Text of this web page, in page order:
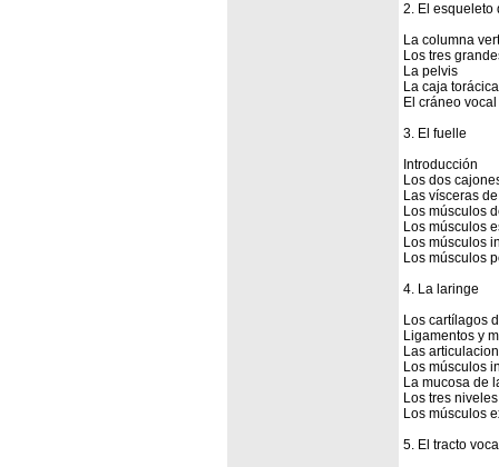
2. El esqueleto
La columna
Los tres
La pelvis
La caja torácica
El cráneo vocal
3. El fuelle
Introducción
Los dos
Las vísceras
Los músculos
Los músculos
Los músculos
Los músculos
4. La laringe
Los cartílagos
Ligamentos y
Las
Los músculos
La mucosa de
Los tres
Los músculos
5. El tracto